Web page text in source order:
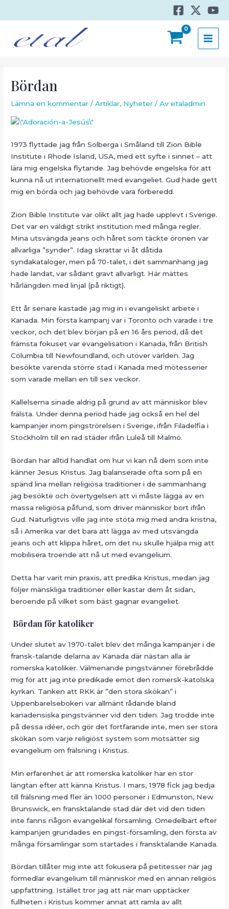
Bördan
Lämna en kommentar /Artiklar, Nyheter / Av etaladmin
1973 flyttade jag från Solberga i Småland till Zion Bible
Institute i Rhode Island, USA, med ett syfte i sinnet – att
lära mig engelska flytande. Jag behövde engelska för att
kunna nå ut internationellt med evangeliet. Gud hade gett
mig en börda och jag behövde vara förberedd.
Zion Bible Institute var olikt allt jag hade upplevt i Sverige.
Det var en väldigt strikt institution med många regler.
Mina utsvängda jeans och håret som täckte öronen var
allvarliga ”synder”. Idag skrattar vi åt dåtida
syndakataloger, men på 70-talet, i det sammanhang jag
hade landat, var sådant gravt allvarligt. Här mättes
hårlängden med linjal (på riktigt).
Ett år senare kastade jag mig in i evangeliskt arbete i
Kanada. Min första kampanj var i Toronto och varade i tre
veckor, och det blev början på en 16 års period, då det
främsta fokuset var evangelisation i Kanada, från British
Columbia till Newfoundland, och utöver världen. Jag
besökte varenda större stad i Kanada med mötesserier
som varade mellan en till sex veckor.
Kallelserna sinade aldrig på grund av att människor blev
frälsta. Under denna period hade jag också en hel del
kampanjer inom pingströrelsen i Sverige, ifrån Filadelfia i
Stockholm till en rad städer ifrån Luleå till Malmö.
Bördan har alltid handlat om hur vi kan nå dem som inte
känner Jesus Kristus. Jag balanserade ofta som på en
spänd lina mellan religiösa traditioner i de sammanhang
jag besökte och övertygelsen att vi måste lägga av en
massa religiösa påfund, som driver människor bort ifrån
Gud. Naturligtvis ville jag inte stöta mig med andra kristna,
så i Amerika var det bara att lägga av med utsvängda
jeans och att klippa håret, om det nu skulle hjälpa mig att
mobilisera troende att nå ut med evangelium.
Detta har varit min praxis, att predika Kristus, medan jag
följer mänskliga traditioner eller kastar dem åt sidan,
beroende på vilket som bäst gagnar evangeliet.
Bördan för katoliker
Under slutet av 1970-talet blev det många kampanjer i de
fransk-talande delarna av Kanada där nästan alla är
romerska katoliker. Välmenande pingstvänner förebrådde
mig för att jag inte predikade emot den romersk-katolska
kyrkan. Tanken att RKK är ”den stora skökan” i
Uppenbarelseboken var allmänt rådande bland
kanadensiska pingstvänner vid den tiden. Jag trodde inte
på dessa idéer, och gör det fortfarande inte, men ser stora
skökan som varje religiöst system som motsätter sig
evangelium om frälsning i Kristus.
Min erfarenhet är att romerska katoliker har en stor
längtan efter att känna Kristus. I mars, 1978 fick jag bedja
till frälsning med fler än 1000 personer i Edmunston, New
Brunswick, en fransktalande stad där det vid den tiden
inte fanns någon evangelikal församling. Omedelbart efter
kampanjen grundades en pingst-församling, den första av
många församlingar som startades i fransktalande Kanada.
Bördan tillåter mig inte att fokusera på petitesser när jag
förmedlar evangelium till människor med en annan religiös
uppfattning. Istället tror jag att när man upptäcker
fullheten i Kristus kommer annat att ramla av allt